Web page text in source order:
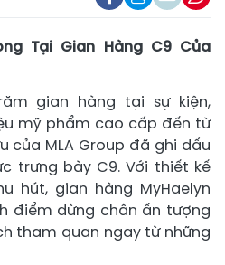
Tại Gian Hàng C9 Của
gian hàng tại sự kiện,
mỹ phẩm cao cấp đến từ
của MLA Group đã ghi dấu
trưng bày C9. Với thiết kế
hút, gian hàng MyHaelyn
điểm dừng chân ấn tượng
tham quan ngay từ những